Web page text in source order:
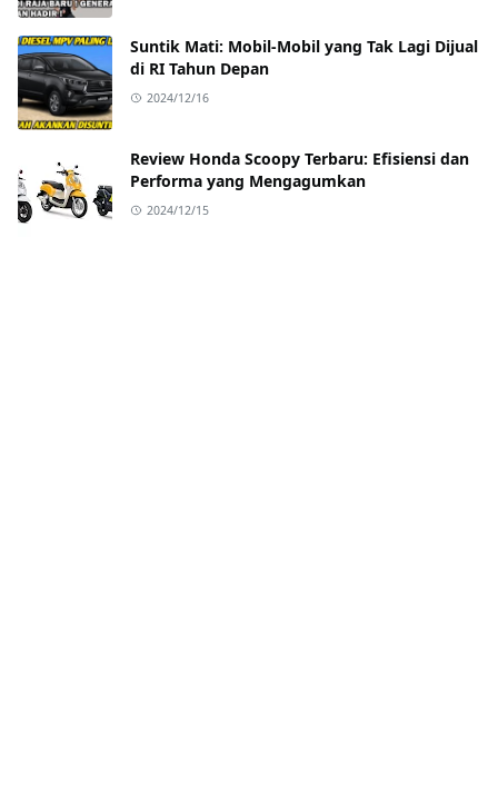
Suntik Mati: Mobil-Mobil yang Tak Lagi Dijual
di RI Tahun Depan
2024/12/16
Review Honda Scoopy Terbaru: Efisiensi dan
Performa yang Mengagumkan
2024/12/15